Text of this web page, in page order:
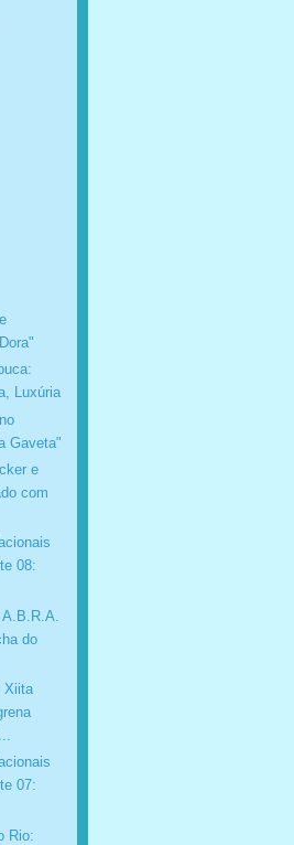
Luxúria
Gaveta"
e
com
08:
do
Xiita
07:
Rio: